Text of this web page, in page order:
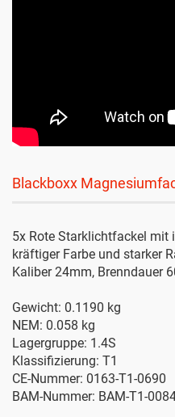
Blackboxx
5x Rote Starklichtfackel mit
kräftiger Farbe und starker
Kaliber 24mm, Brenndauer
Gewicht: 0.1190 kg
NEM: 0.058 kg
Lagergruppe: 1.4S
Klassifizierung: T1
CE-Nummer: 0163-T1-0690
BAM-Nummer: BAM-T1-